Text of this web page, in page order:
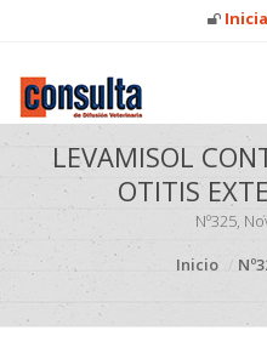
LEVAMISOL
OTITIS
Nº325,
Inicio